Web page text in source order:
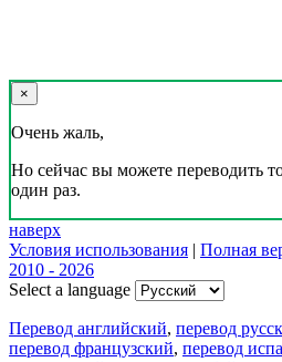
×
Очень жаль,
Но сейчас вы можете переводить
один раз.
наверх
Условия использования | Полная
2010 - 2026
Select a language
Перевод английский, перевод
перевод французский, перевод